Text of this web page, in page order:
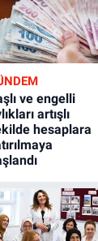
ve engelli
artışlı
hesaplara